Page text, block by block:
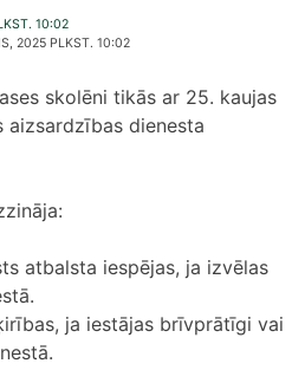
10:02
2025 PLKST. 10:02
skolēni tikās ar 25. kaujas
dienesta
atbalsta iespējas, ja izvēlas
ja iestājas brīvprātīgi vai